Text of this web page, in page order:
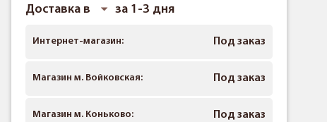
Доставка в за 1-3 дня
Интернет-магазин: Под заказ
Магазин м. Войковская: Под заказ
Магазин м. Коньково: Под заказ